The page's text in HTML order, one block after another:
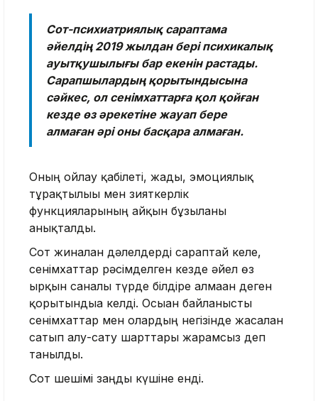
Сот-психиатриялық сараптама
әйелдің 2019 жылдан бері психикалық
ауытқушылығы бар екенін растады.
Сарапшылардың қорытындысына
сәйкес, ол сенімхаттарға қол қойған
кезде өз әрекетіне жауап бере
алмаған әрі оны басқара алмаған.
Оның ойлау қабілеті, жады, эмоциялық
тұрақтылығы мен зияткерлік
функцияларының айқын бұзылғаны
анықталды.
Сот жиналған дәлелдерді сараптай келе,
сенімхаттар рәсімделген кезде әйел өз
ырқын саналы түрде білдіре алмаған деген
қорытындыға келді. Осыған байланысты
сенімхаттар мен олардың негізінде жасалған
сатып алу-сату шарттары жарамсыз деп
танылды.
Сот шешімі заңды күшіне енді.